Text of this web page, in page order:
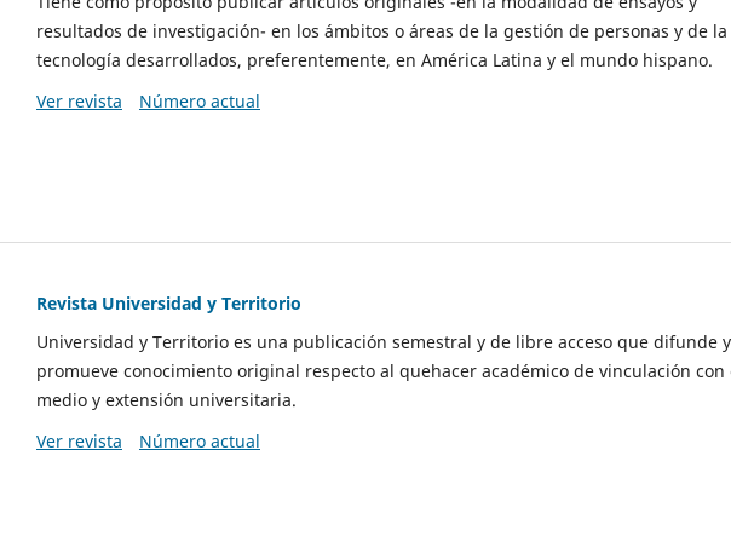
resultados de investigación- en los ámbitos o áreas de la gestión de personas y de la
tecnología desarrollados, preferentemente, en América Latina y el mundo hispano.
Ver revista
Número actual
Revista Universidad y Territorio
Universidad y Territorio es una publicación semestral y de libre acceso que difunde y
promueve conocimiento original respecto al quehacer académico de vinculación con
medio y extensión universitaria.
Ver revista
Número actual